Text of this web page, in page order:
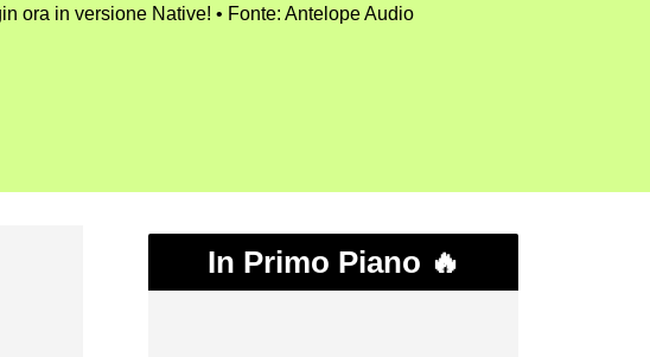
ora in versione Native! Fonte: Antelope Audio
In Primo Piano 🔥